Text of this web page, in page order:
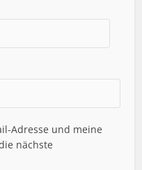
Adresse und meine
nächste